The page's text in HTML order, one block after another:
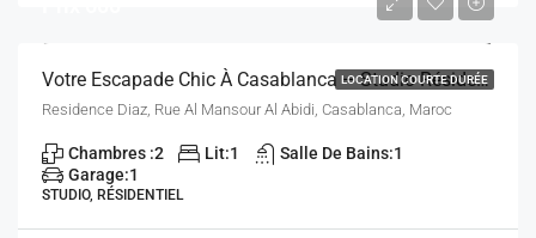
LOCATION COURTE DURÉE
Votre Escapade Chic À Casablanca – Studio Résidence Diaz
Residence Diaz, Rue Al Mansour Al Abidi, Casablanca, Maroc
Chambres :2 Lit:1 Salle De Bains:1
Garage:1
STUDIO, RÉSIDENTIEL